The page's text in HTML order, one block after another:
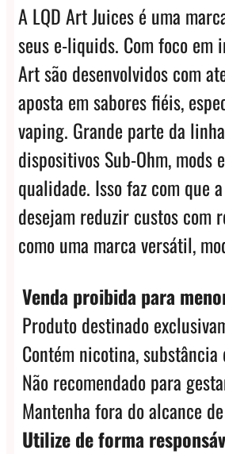
A LQD Art Juices é uma
seus e-liquids. Com foco em
Art são desenvolvidos com
aposta em sabores fiéis,
vaping. Grande parte da
dispositivos Sub-Ohm,
qualidade. Isso faz com que
desejam reduzir custos com
como uma marca versátil,
Venda proibida para
Produto destinado
Contém nicotina,
Não recomendado para
Mantenha fora do alcance
Utilize de forma